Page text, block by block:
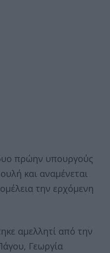
πρώην υπουργούς
και αναμένεται
την ερχόμενη
αμελλητί από την
Γεωργία